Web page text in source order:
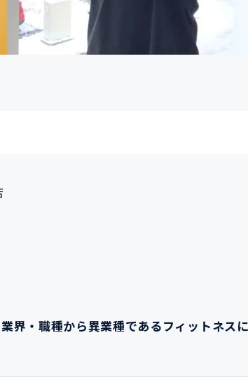
界・職種から異業種であるフィットネス